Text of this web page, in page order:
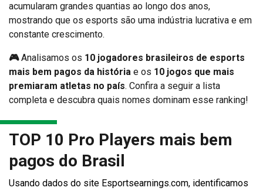
acumularam grandes quantias ao longo dos anos,
mostrando que os esports são uma indústria lucrativa e em
constante crescimento.
🎮Analisamos os 10 jogadores brasileiros de esports
mais bem pagos da história e os 10 jogos que mais
premiaram atletas no país. Confira a seguir a lista
completa e descubra quais nomes dominam esse ranking!
TOP 10 Pro Players mais bem
pagos do Brasil
Usando dados do site Esportsearnings.com, identificamos